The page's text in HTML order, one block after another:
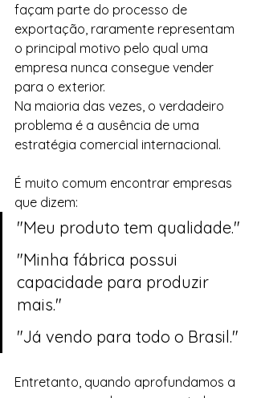
façam parte do processo de
exportação, raramente representam
o principal motivo pelo qual uma
empresa nunca consegue vender
para o exterior.
Na maioria das vezes, o verdadeiro
problema é a ausência de uma
estratégia comercial internacional.
É muito comum encontrar empresas
que dizem:
"Meu produto tem qualidade."
"Minha fábrica possui
capacidade para produzir
mais."
"Já vendo para todo o Brasil."
Entretanto, quando aprofundamos a